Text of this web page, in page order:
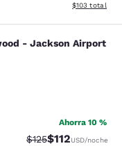
Ver detalles
$103 total
- Jackson
- Jackson Airport
Excelente. 1606 reseñas
Ahorra 10 %
Precio tachado:
$125Precio con
$112USD/noche